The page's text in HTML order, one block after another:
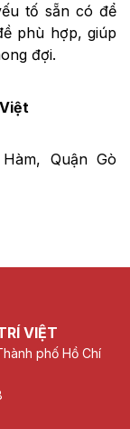
tố sẵn có để
phù hợp, giúp
đợi.
Quận Gò
VIỆT
phố Hồ Chí